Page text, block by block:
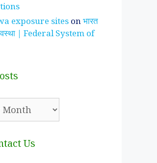
exposure sites onभारत
| Federal System of
Us